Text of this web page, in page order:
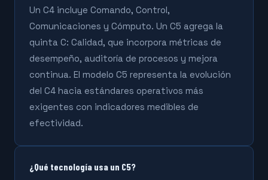
Un C4 incluye Comando, Control,
Comunicaciones y Cómputo. Un C5 agrega la
quinta C: Calidad, que incorpora métricas de
desempeño, auditoría de procesos y mejora
continua. El modelo C5 representa la evolución
del C4 hacia estándares operativos más
exigentes con indicadores medibles de
efectividad.
¿Qué tecnología usa un C5?